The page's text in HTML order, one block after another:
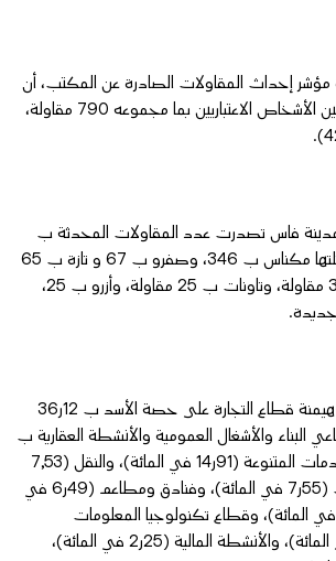
إحداث المقاولات الصادرة عن المكتب، أن
هذه المقاولات تتوزع بين الأشخاص الاعتباريين بما مجموعه 790 مقاولة،
مدينة فاس تصدرت عدد المقاولات المحدثة ب
625 مقاولة جديدة، تلتها مكناس ب 346، وصفرو ب 67 و تازة ب 65
مقازلة، والحاجب ب 37 مقاولة، وتاونات ب 25 مقاولة، وأزرو ب 25،
وسجلت لوحة القيادة هيمنة قطاع التجارة على حصة الأسد ب 12ر36
البناء والأشغال العمومية والأنشطة العقارية ب
87ر21 في المائة، والخدمات المتنوعة (91ر14 في المائة)، والنقل (7,53
في المائة)، والصناعات (55ر7 في المائة)، وفنادق ومطاعم (49ر6 في
المائة)، والنقل (43ر6 في المائة)، وقطاع تكنولوجيا المعلومات
والاتصالات (2,32 في المائة)، والأنشطة المالية (25ر2 في المائة)،